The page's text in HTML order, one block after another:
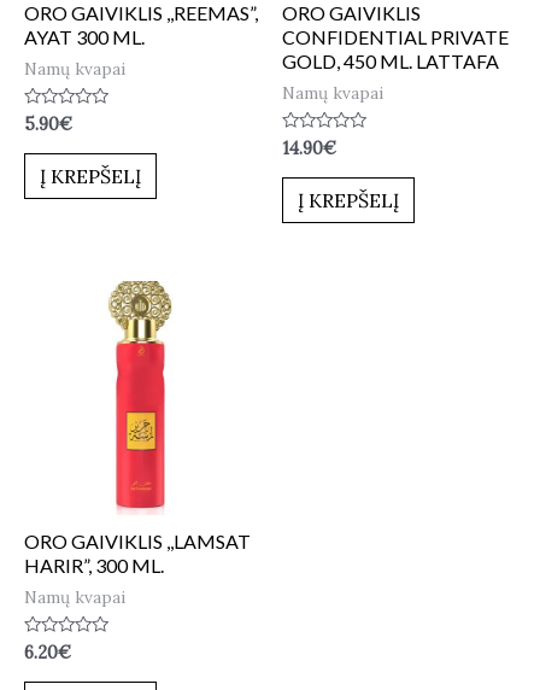
ORO GAIVIKLIS ,,REEMAS”,
AYAT 300 ML.
Namų kvapai
Įvertinimas:
0
iš
5.90€
Į KREPŠELĮ
ORO GAIVIKLIS
CONFIDENTIAL PRIVATE
GOLD, 450 ML. LATTAFA
Namų kvapai
Įvertinimas:
0
iš
14.90€
Į KREPŠELĮ
ORO GAIVIKLIS ,,LAMSAT
HARIR”, 300 ML.
Namų kvapai
Įvertinimas:
0
iš
6.20€